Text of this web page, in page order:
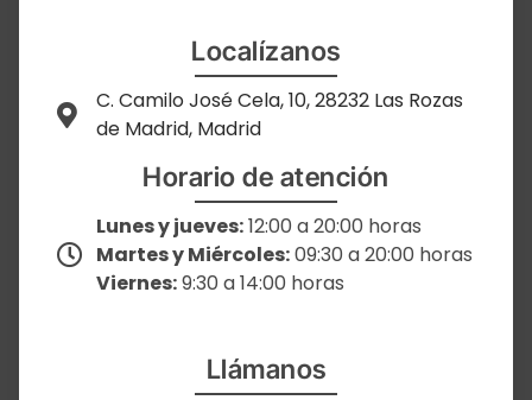
Localízanos
C. Camilo José Cela, 10, 28232 Las Rozas
de Madrid, Madrid
Horario de atención
Lunes y jueves:12:00 a 20:00 horas
Martes y Miércoles:09:30 a 20:00 horas
Viernes:9:30 a 14:00 horas
Llámanos